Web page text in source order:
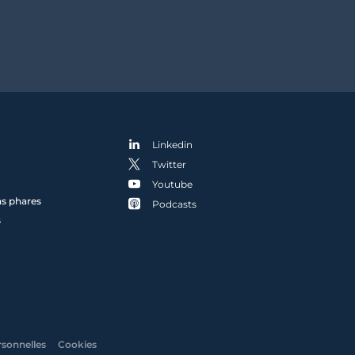
phares
Linkedin
Twitter
Youtube
Podcasts
Cookies